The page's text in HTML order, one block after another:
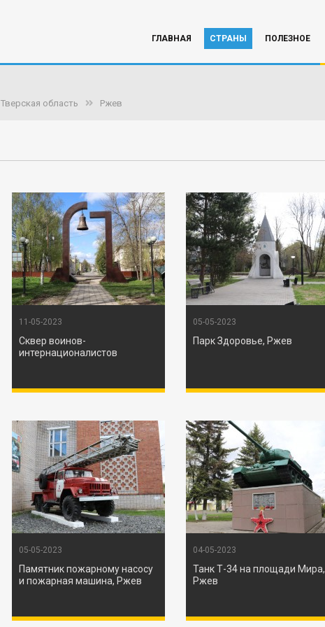
ГЛАВНАЯ СТРАНЫ ПОЛЕЗНОЕ
Тверская область Ржев
11-05-2023
Сквер воинов-
интернационалистов
05-05-2023
Парк Здоровье, Ржев
05-05-2023
Памятник пожарному насосу
и пожарная машина, Ржев
04-05-2023
Танк Т-34 на площади Мира,
Ржев